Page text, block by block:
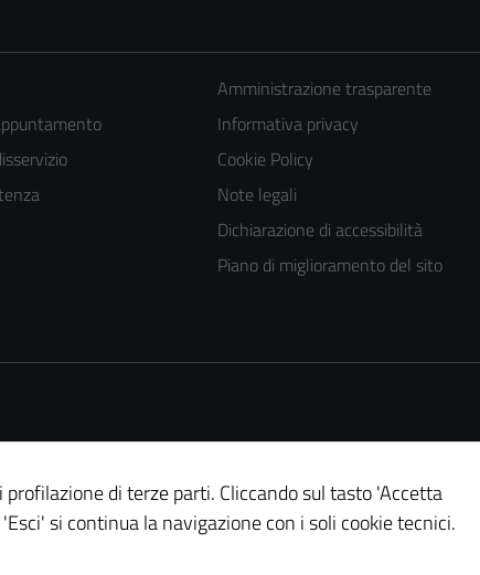
Amministrazione trasparente
Informativa privacy
Cookie Policy
Note legali
Dichiarazione di accessibilità
Piano di miglioramento del sito
di terze parti. Cliccando sul tasto 'Accetta
si continua la navigazione con i soli cookie tecnici.
Tecnici